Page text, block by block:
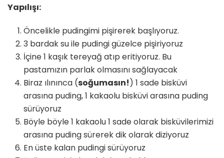
Yapılışı:
Öncelikle pudingimi pişirerek başlıyoruz.
3 bardak su ile pudingi güzelce pişiriyoruz
İçine 1 kaşık tereyağ atıp eritiyoruz. Bu
pastamızın parlak olmasını sağlayacak
Biraz ılınınca (soğumasın!) 1 sade bisküvi
arasına puding, 1 kakaolu bisküvi arasına puding
sürüyoruz
Böyle böyle 1 kakaolu 1 sade olarak bisküvilerimizi
arasına puding sürerek dik olarak diziyoruz
En üste kalan pudingi sürüyoruz